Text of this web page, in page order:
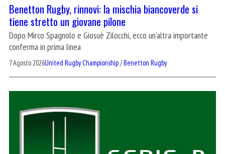
Benetton Rugby, rinnovi: la mischia biancoverde si
tiene stretto un giovane pilone
Dopo Mirco Spagnolo e Giosuè Zilocchi, ecco un'altra importante
conferma in prima linea
7 Agosto 2026United Rugby Championship/Benetton Rugby